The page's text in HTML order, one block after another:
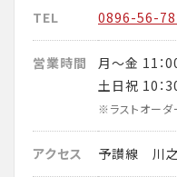
TEL 0896-56-
営業時間
月～金 11：
土日祝 10：
※ラストオーダ
アクセス 予讃線 川